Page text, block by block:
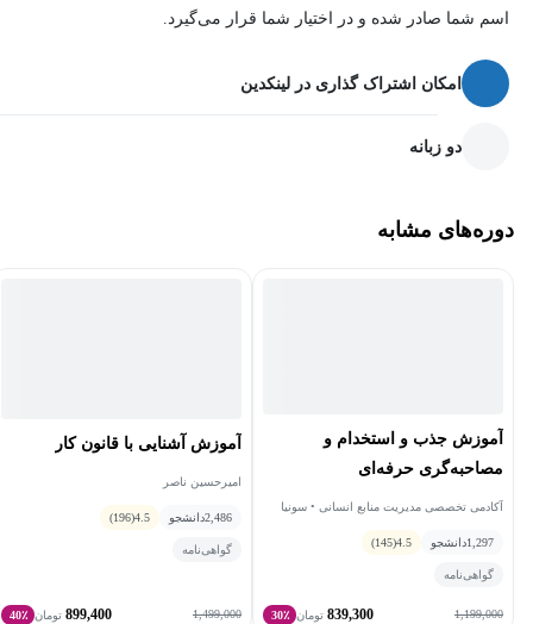
اسم شما صادر شده و در اختیار شما قرار می‌گیرد.
امکان اشتراک گذاری در لینکدین
دو زبانه
دوره‌های مشابه
آموزش جذب و استخدام و
مصاحبه‌گری حرفه‌ای
آکادمی تخصصی مدیریت منابع انسانی • سونیا
1,297دانشجو 4.5
(145)
گواهی‌نامه
1,199,000
839,300 تومان 30٪
آموزش آشنایی با قانون کار
امیرحسین ناصر
2,486دانشجو 4.5
(196)
گواهی‌نامه
1,499,000
899,400 تومان 40٪